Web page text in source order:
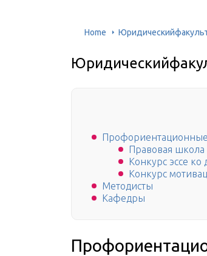
Home
Правовая школа
Конкурс эссе
Конкурс
Методисты
Кафедры